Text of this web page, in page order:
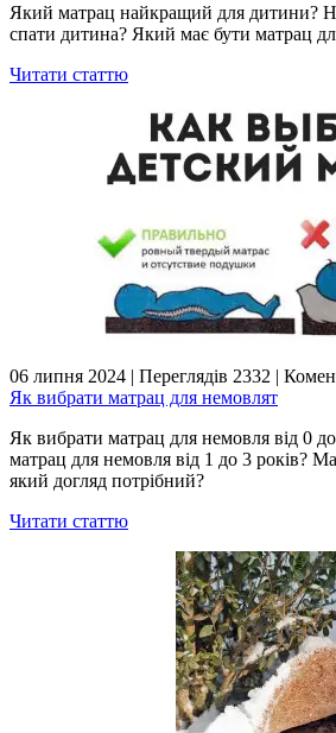
Який матрац найкращий для дитини?
спати дитина? Який має бути матрац
Читати статтю
06 липня 2024 | Переглядів 2332 |
Як вибрати матрац для немовлят
Як вибрати матрац для немовля від 0
матрац для немовля від 1 до 3 років?
який догляд потрібний?
Читати статтю